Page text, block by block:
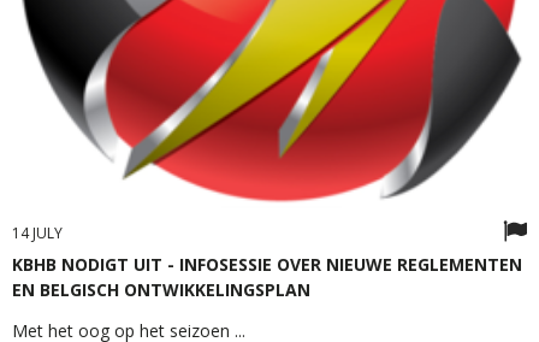
14 JULY
KBHB NODIGT UIT - INFOSESSIE OVER NIEUWE REGLEMENTEN
EN BELGISCH ONTWIKKELINGSPLAN
Met het oog op het seizoen ...